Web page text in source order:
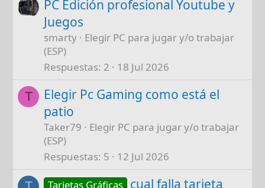
PC Edición profesional Youtube y
Juegos
smarty
Elegir PC para jugar y/o trabajar
(ESP)
Respuestas 2 18 Jul 2026
T
Elegir Pc Gaming como está el
patio
Taker79
Elegir PC para jugar y/o trabajar
(ESP)
Respuestas 5 12 Jul 2026
Tarjetas Gráficas cual falla tarjeta